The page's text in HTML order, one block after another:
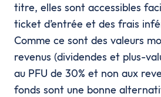
titre, elles sont accessibles
ticket d’entrée et des frais
Comme ce sont des valeurs
revenus (dividendes et plus-
au PFU de 30% et non aux
fonds sont une bonne